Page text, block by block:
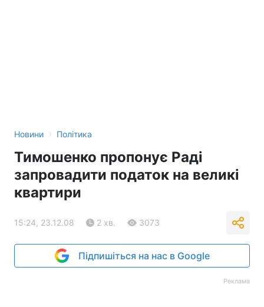
Новини › Політика
Тимошенко пропонує Раді
запровадити податок на великі
квартири
15:24, 23.12.08 2 хв. 3073
Підпишіться на нас в Google
Реклама